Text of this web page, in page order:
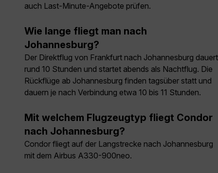
auch Last-Minute-Angebote prüfen.
Wie lange fliegt man nach
Johannesburg?
Der Direktflug von Frankfurt nach Johannesburg dauert
rund 10 Stunden und startet abends als Nachtflug. Die
Rückflüge ab Johannesburg finden tagsüber statt und
dauern je nach Verbindung etwa 10 bis 11 Stunden.
Mit welchem Flugzeugtyp fliegt Condor
nach Johannesburg?
Condor fliegt auf der Langstrecke nach Johannesburg
mit dem Airbus A330-900neo.